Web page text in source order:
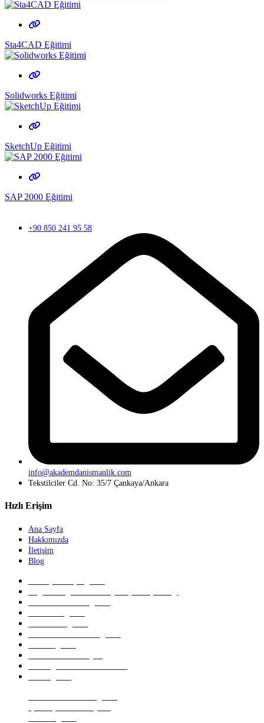
Sta4CAD Eğitimi
Solidworks Eğitimi
SketchUp Eğitimi
SAP 2000 Eğitimi
+90 850 241 95 58
info@akademdanismanlik.com
Tekstilciler Cd. No: 35/7 Çankaya/Ankara
Hızlı Erişim
Ana Sayfa
Hakkımızda
İletişim
Blog